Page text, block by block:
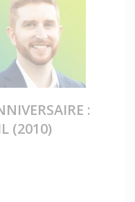
:
(2010)